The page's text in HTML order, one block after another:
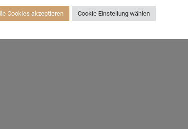
Cookies akzeptieren Cookie Einstellung wählen